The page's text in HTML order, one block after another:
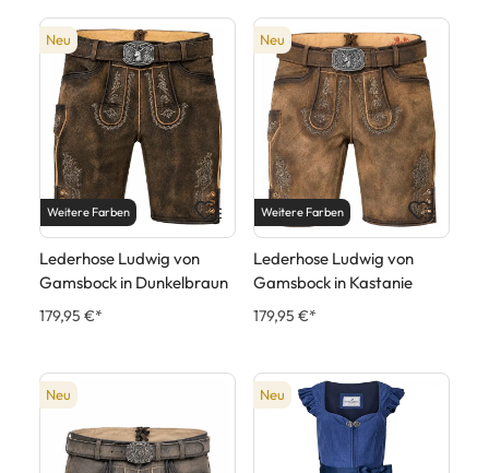
Neu
Weitere Farben
Lederhose Ludwig von
Gamsbock in Dunkelbraun
179,95 €*
Neu
Weitere Farben
Lederhose Ludwig von
Gamsbock in Kastanie
179,95 €*
Neu Neu